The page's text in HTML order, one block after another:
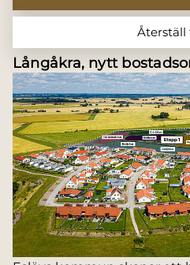
Återställ
Långåkra, nytt